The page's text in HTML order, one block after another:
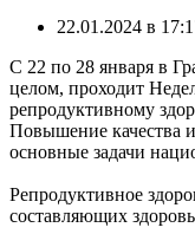
22.01.2024 в
С 22 по 28 января в
целом, проходит
репродуктивному
Повышение качества
основные задачи
Репродуктивное
составляющих